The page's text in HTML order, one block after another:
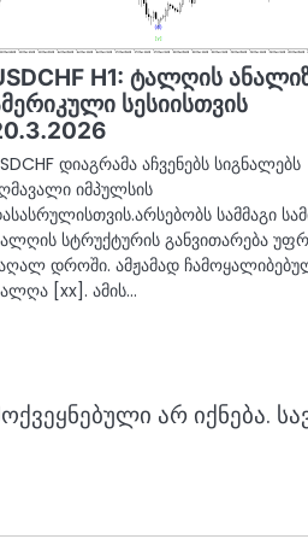
H1: ტალღის
სესიისთვის
დიაგრამა აჩვენებს სიგნალებს
იმპულსის
სამმაგი
სტრუქტურის განვითარება
დროში. ამჟამად
[xx]. ამის…
არ იქნება.